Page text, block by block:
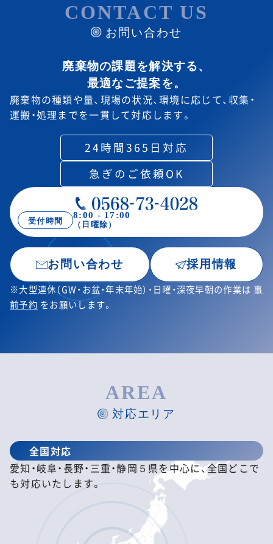
CONTACT US
お問い合わせ
廃棄物の課題を解決する、
最適なご提案を。
廃棄物の種類や量、現場の状況、環境に応じて、収集・
運搬・処理までを一貫して対応します。
24時間365日対応
急ぎのご依頼OK
受付時間
8:00 - 17:00
（日曜除）
お問い合わせ 採用情報
※大型連休（GW・お盆・年末年始）・日曜・深夜早朝の作業は事
前予約 をお願いします。
AREA
対応エリア
全国対応
愛知・岐阜・長野・三重・静岡５県を中心に、全国どこで
も対応いたします。